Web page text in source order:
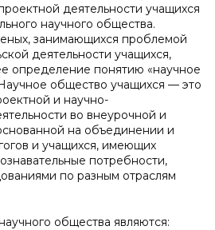
деятельности учащихся
научного общества.
занимающихся проблемой
деятельности учащихся,
определение понятию «научное
общество учащихся — это
и научно-
во внеурочной и
на объединении и
и учащихся, имеющих
потребности,
по разным отраслям
общества являются: